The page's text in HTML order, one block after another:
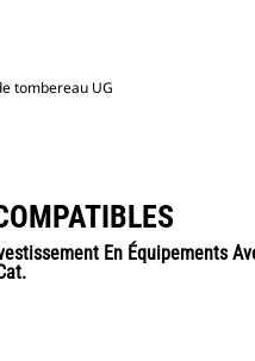
tombereau UG
En Équipements